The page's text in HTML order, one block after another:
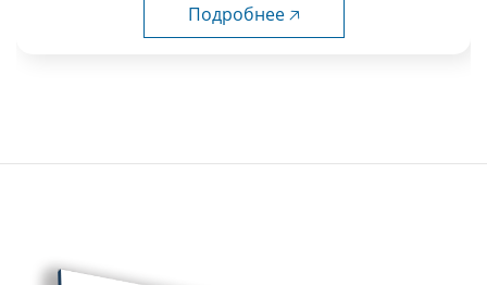
Подробнее 🡥